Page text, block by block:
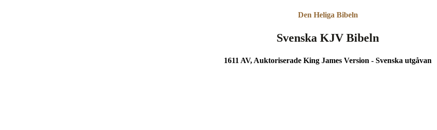
Den Heliga Bibeln
Svenska KJV Bibeln
1611 AV, Auktoriserade King James Version - Svenska utgåvan